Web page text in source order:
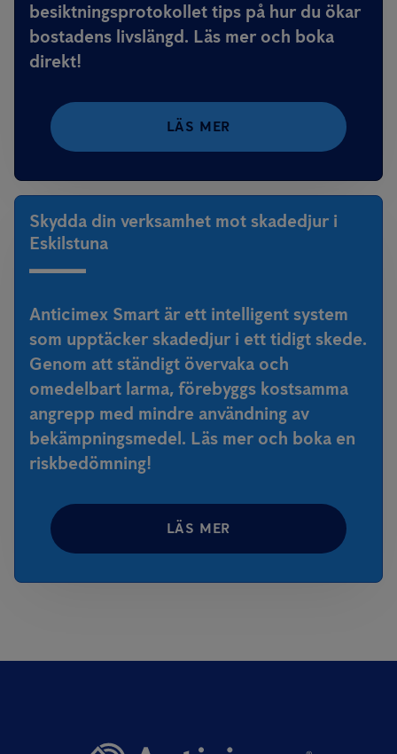
besiktningsprotokollet tips på hur du ökar
bostadens livslängd. Läs mer och boka
direkt!
LÄS MER
Skydda din verksamhet mot skadedjur i
Eskilstuna
Anticimex Smart är ett intelligent system
som upptäcker skadedjur i ett tidigt skede.
Genom att ständigt övervaka och
omedelbart larma, förebyggs kostsamma
angrepp med mindre användning av
bekämpningsmedel. Läs mer och boka en
riskbedömning!
LÄS MER